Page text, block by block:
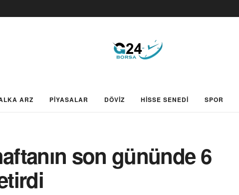
ARZ PİYASALAR DÖVİZ HİSSE SENEDİ SPOR
son gününde 6